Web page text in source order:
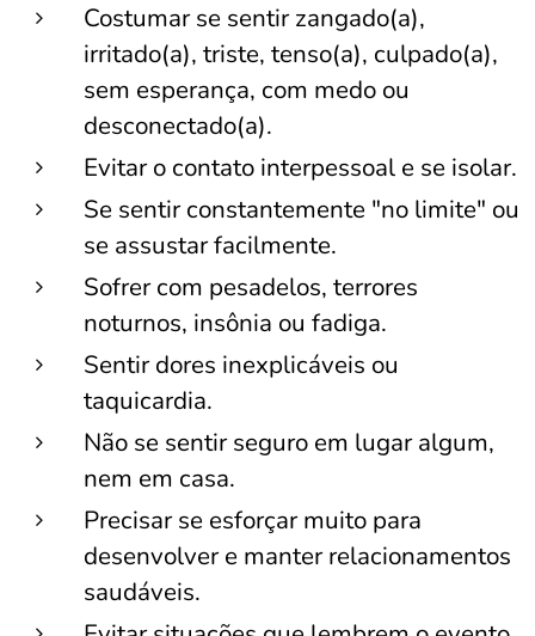
Costumar se sentir zangado(a),
irritado(a), triste, tenso(a), culpado(a),
sem esperança, com medo ou
desconectado(a).
Evitar o contato interpessoal e se isolar.
Se sentir constantemente "no limite" ou
se assustar facilmente.
Sofrer com pesadelos, terrores
noturnos, insônia ou fadiga.
Sentir dores inexplicáveis ​​ou
taquicardia.
Não se sentir seguro em lugar algum,
nem em casa.
Precisar se esforçar muito para
desenvolver e manter relacionamentos
saudáveis.